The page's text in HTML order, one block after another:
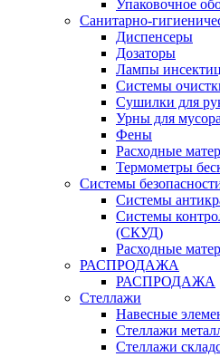
Упаковочное
Санитарно-
Диспенсеры
Дозаторы
Лампы
Системы
Сушилки для
Урны для мусора
Фены
Расходные
Термометры
Системы
Системы
Системы
(СКУД)
Расходные
РАСПРОДАЖА
РАСПРОДАЖА
Стеллажи
Навесные
Стеллажи
Стеллажи